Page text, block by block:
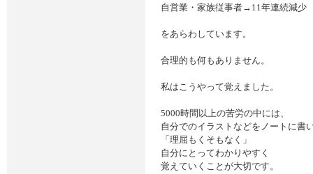
自営業・家族従事者→11年連続減少
をあらわしています。
合理的も何もありません。
私はこうやって覚えました。
5000時間以上の苦労の中には、
自分でのイラストなどをノートに書
「理屈もくそもなく」
自分にとってわかりやすく
覚えていくことが大切です。